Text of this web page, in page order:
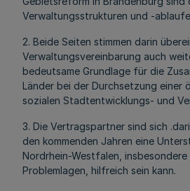
Verwaltungsstrukturen und -
2. Beide Seiten stimmen darin
Verwaltungsvereinbarung auch
bedeutsame Grundlage für die
Länder bei der Durchsetzung einer
sozialen Stadtentwicklungs- und
3. Die Vertragspartner sind sich
den kommenden Jahren eine
Nordrhein-Westfalen, insbesondere
Problemlagen, hilfreich sein kann.